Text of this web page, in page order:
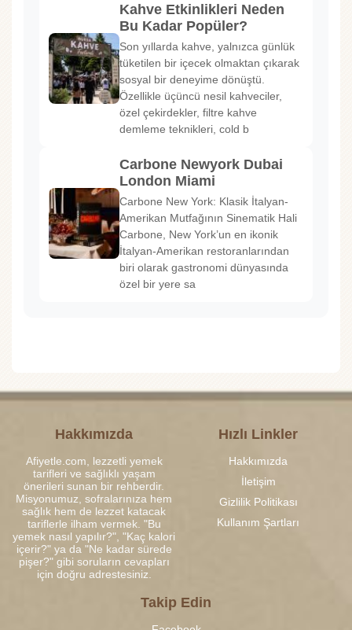
Kahve Etkinlikleri Neden
Bu Kadar Popüler?
Son yıllarda kahve, yalnızca günlük
tüketilen bir içecek olmaktan çıkarak
sosyal bir deneyime dönüştü.
Özellikle üçüncü nesil kahveciler,
özel çekirdekler, filtre kahve
demleme teknikleri, cold b
Carbone Newyork Dubai
London Miami
Carbone New York: Klasik İtalyan-
Amerikan Mutfağının Sinematik Hali
Carbone, New York’un en ikonik
İtalyan-Amerikan restoranlarından
biri olarak gastronomi dünyasında
özel bir yere sa
Hakkımızda
Afiyetle.com, lezzetli yemek
tarifleri ve sağlıklı yaşam
önerileri sunan bir rehberdir.
Misyonumuz, sofralarınıza hem
sağlık hem de lezzet katacak
tariflerle ilham vermek. "Bu
yemek nasıl yapılır?", "Kaç kalori
içerir?" ya da "Ne kadar sürede
pişer?" gibi soruların cevapları
için doğru adrestesiniz.
Hızlı Linkler
Hakkımızda
İletişim
Gizlilik Politikası
Kullanım Şartları
Takip Edin